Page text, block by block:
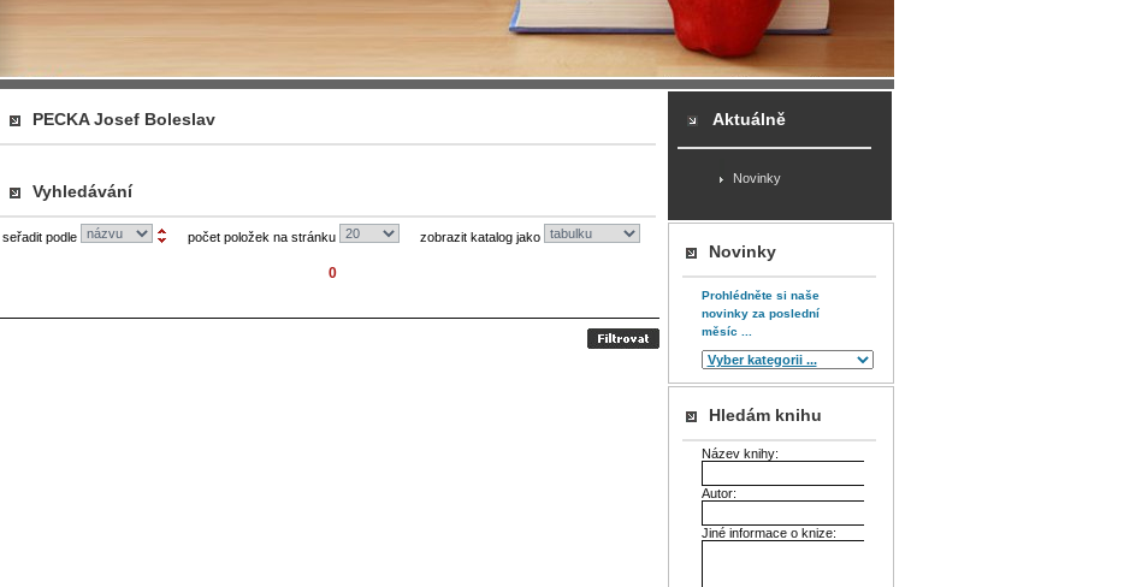
PECKA Josef Boleslav
Vyhledávání
seřadit podle počet položek na stránku zobrazit katalog jako
0
Aktuálně
Novinky
Novinky
Prohlédněte si naše
novinky za poslední
měsíc ...
Hledám knihu
Název knihy:
Autor:
Jiné informace o knize: